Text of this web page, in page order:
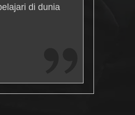
di dunia